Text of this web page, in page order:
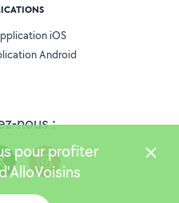
nous :
iOS
Android
pour profiter